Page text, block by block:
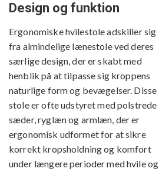
Design og funktion
Ergonomiske hvilestole adskiller sig
fra almindelige lænestole ved deres
særlige design, der er skabt med
henblik på at tilpasse sig kroppens
naturlige form og bevægelser. Disse
stole er ofte udstyret med polstrede
sæder, ryglæn og armlæn, der er
ergonomisk udformet for at sikre
korrekt kropsholdning og komfort
under længere perioder med hvile og